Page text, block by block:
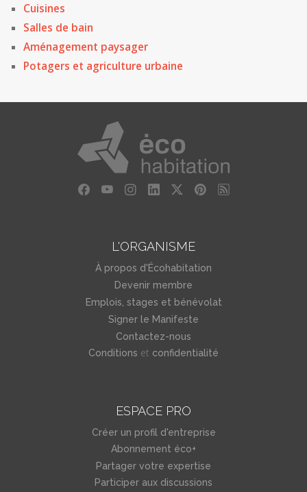
Cuisines
Salles de bain
Aménagement paysager
Potagers et agriculture urbaine
L'ORGANISME
À propos d'Écohabitation
Devenir membre
Emplois, stages et bénévolat
Signer le Manifeste
Contactez-nous
Conditions et confidentialité
ESPACE PRO
Créer un profil d'entreprise
Abonnement éco+
Partager votre expertise
Participer aux discussions